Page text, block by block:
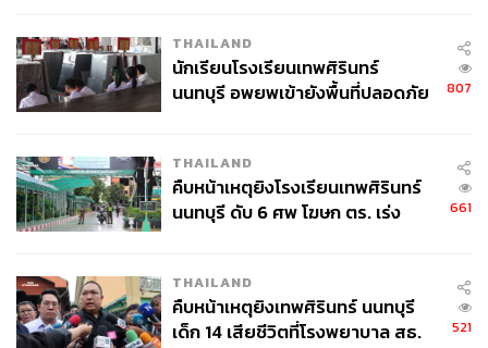
THAILAND
นักเรียนโรงเรียนเทพศิรินทร์
นนทบุรี อพยพเข้ายังพื้นที่ปลอดภัย
807
THAILAND
คืบหน้าเหตุยิงโรงเรียนเทพศิรินทร์
นนทบุรี ดับ 6 ศพ โฆษก ตร. เร่ง
661
THAILAND
คืบหน้าเหตุยิงเทพศิรินทร์ นนทบุรี
เด็ก 14 เสียชีวิตที่โรงพยาบาล สธ.
521